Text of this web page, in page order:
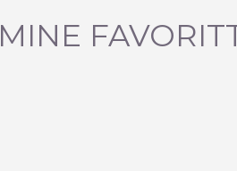
MINE